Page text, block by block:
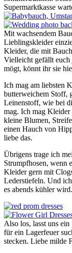
Supermarktkasse
Mit wachsendem
Lieblingskleider
Kleider, die mit
Vielleicht gefällt euch
mögt, könnt ihr sie
Ich mag am liebsten
butterweichem Stoff,
Leinenstoff, wie bei
mag. Ich mag Kleider
kleine Blumen,
einen Hauch von
liebe das.
Übrigens trage ich
Strumpfhosen, wenn
Kleider gern mit
Lederstiefeln. Und
es abends kühler wird.
Also los, lasst uns
für ein Lagerfeuer
stecken. Liebe milde